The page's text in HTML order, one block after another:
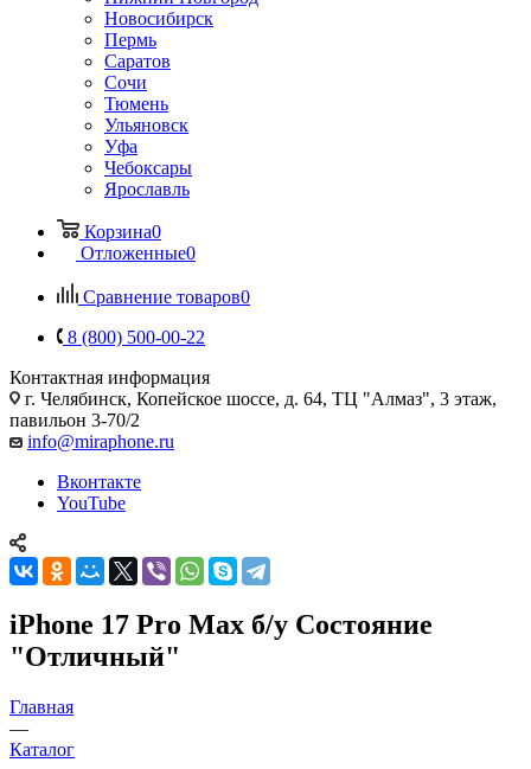
Новосибирск
Пермь
Саратов
Сочи
Тюмень
Ульяновск
Уфа
Чебоксары
Ярославль
Корзина0
Отложенные0
Сравнение товаров0
8 (800) 500-00-22
Контактная информация
г. Челябинск, Копейское шоссе, д. 64, ТЦ "Алмаз", 3 этаж,
павильон 3-70/2
info@miraphone.ru
Вконтакте
YouTube
iPhone 17 Pro Max б/у Состояние
"Отличный"
Главная
—
Каталог